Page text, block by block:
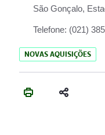
São Gonçalo,
Telefone: (021)
NOVAS AQUISIÇÕES